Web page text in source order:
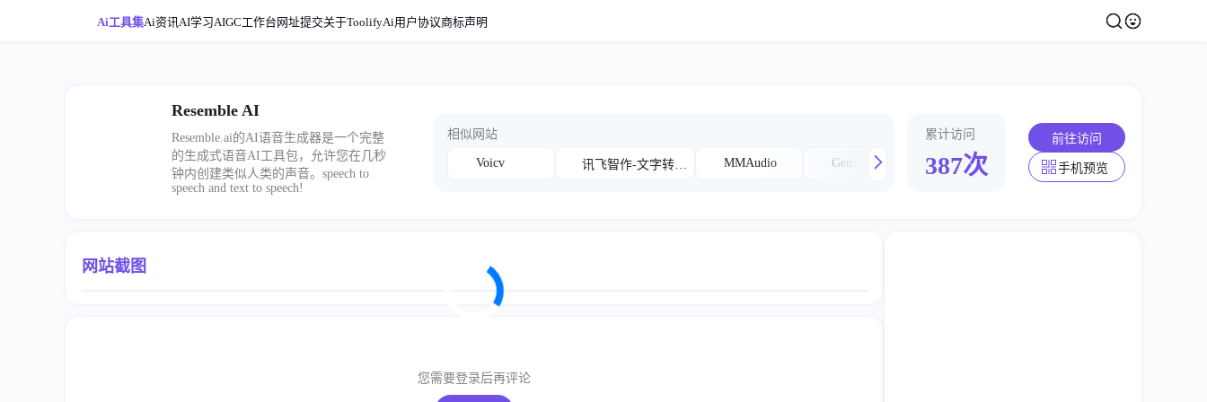
Ai工具集Ai资讯 AI学习AIGC工作台网址提交关于ToolifyAi用户协议商标声明
Resemble AI
Resemble.ai的AI语音生成器是一个完整
的生成式语音AI工具包，允许您在几秒
钟内创建类似人类的声音。speech to
speech and text to speech!
相似网站
Voicv 讯飞智作-文字转语音 MMAudio GenSFX LecSync Weights
累计访问
387次
前往访问
手机预览
网站截图
您需要登录后再评论